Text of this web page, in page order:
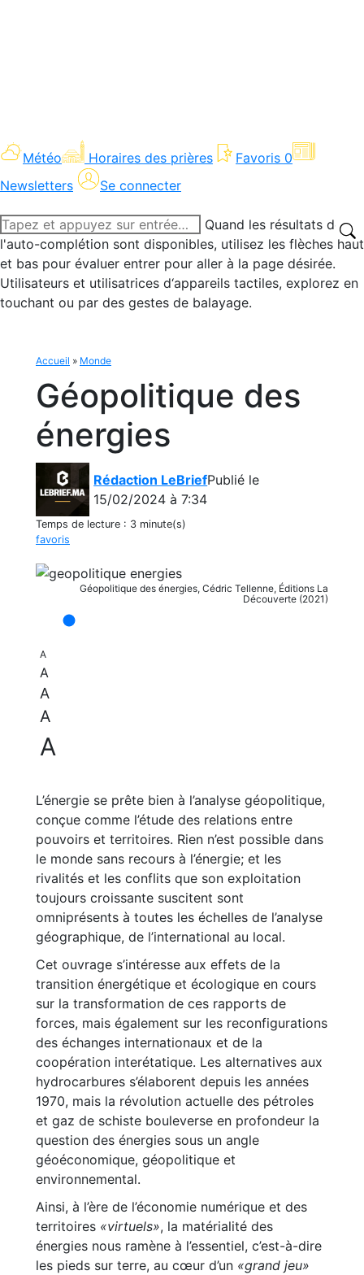
Météo Horaires des prières Favoris 0
Newsletters
Se connecter
Recherche
:
Quand les résultats de
l'auto-complétion sont disponibles, utilisez les flèches haut
et bas pour évaluer entrer pour aller à la page désirée.
Utilisateurs et utilisatrices d‘appareils tactiles, explorez en
touchant ou par des gestes de balayage.
Accueil » Monde
Géopolitique des
énergies
Rédaction LeBriefPublié le
15/02/2024 à 7:34
Temps de lecture : 3 minute(s)
favoris
Géopolitique des énergies, Cédric Tellenne, Éditions La
Découverte (2021)
A
A
A
A
A
L’énergie se prête bien à l’analyse géopolitique,
conçue comme l’étude des relations entre
pouvoirs et territoires. Rien n’est possible dans
le monde sans recours à l’énergie; et les
rivalités et les conflits que son exploitation
toujours croissante suscitent sont
omniprésents à toutes les échelles de l’analyse
géographique, de l’international au local.
Cet ouvrage s’intéresse aux effets de la
transition énergétique et écologique en cours
sur la transformation de ces rapports de
forces, mais également sur les reconfigurations
des échanges internationaux et de la
coopération interétatique. Les alternatives aux
hydrocarbures s’élaborent depuis les années
1970, mais la révolution actuelle des pétroles
et gaz de schiste bouleverse en profondeur la
question des énergies sous un angle
géoéconomique, géopolitique et
environnemental.
Ainsi, à l’ère de l’économie numérique et des
territoires «virtuels», la matérialité des
énergies nous ramène à l’essentiel, c’est-à-dire
les pieds sur terre, au cœur d’un «grand jeu»